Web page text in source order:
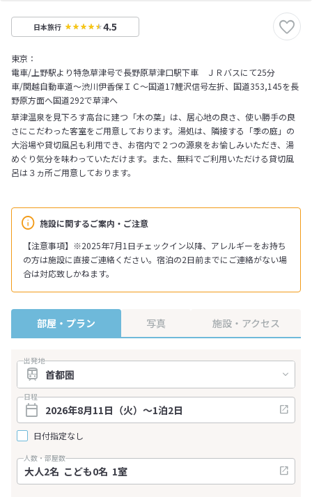
日本旅行 4.5
東京：
電車/上野駅より特急草津号で長野原草津口駅下車 ＪＲバスにて25分
車/関越自動車道～渋川伊香保ＩＣ～国道17鯉沢信号左折、国道353,145を長
野原方面へ国道292で草津へ
施設に関するご案内・ご注意
【注意事項】※2025年7月1日チェックイン以降、アレルギーをお持ち
の方は施設に直接ご連絡ください。宿泊の2日前までにご連絡がない場
合は対応致しかねます。
草津温泉を見下ろす高台に建つ「木の葉」は、居心地の良さ、使い勝手の良
さにこだわった客室をご用意しております。湯処は、隣接する「季の庭」の
大浴場や貸切風呂も利用でき、お宿内で２つの源泉をお愉しみいただき、湯
めぐり気分を味わっていただけます。また、無料でご利用いただける貸切風
呂は３ヵ所ご用意しております。
部屋・プラン 写真 施設・アクセス
出発地
日程
日付指定なし
人数・部屋数